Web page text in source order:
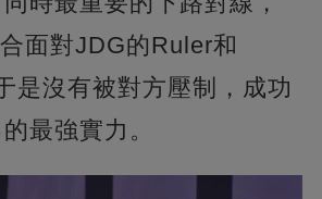
面對JDG的Ruler和
是沒有被對方壓制，成功
最強實力。